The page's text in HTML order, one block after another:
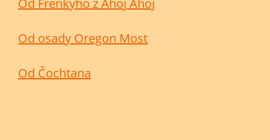
Od Frenkyho z Ahoj Ahoj
Od osady Oregon Most
Od Čochtana